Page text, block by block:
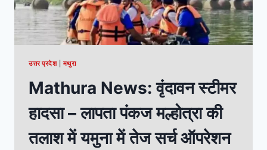
उत्तर प्रदेश|मथुरा
Mathura News: वृंदावन स्टीमर
हादसा – लापता पंकज मल्होत्रा की
तलाश में यमुना में तेज सर्च ऑपरेशन